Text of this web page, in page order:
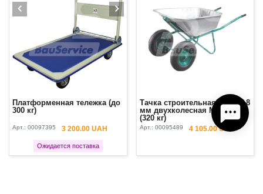
Платформенная тележка (до
300 кг)
Арт.: 00097395 3 200.00 UAH
Ожидается поставка
Тачка строительная 110 л 0,8
мм двухколесная MASTAR
(320 кг)
Арт.: 00095489 4 105.00 UAH